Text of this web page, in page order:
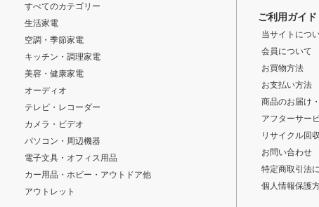
すべてのカテゴリー
生活家電
空調・季節家電
キッチン・調理家電
美容・健康家電
オーディオ
テレビ・レコーダー
カメラ・ビデオ
パソコン・周辺機器
電子文具・オフィス用品
カー用品・ホビー・アウトドア他
アウトレット
ご利用ガイド
当サイトにつ
会員について
お買物方法
お支払い方法
商品のお届け
アフターサー
リサイクル回
お問い合わせ
特定商取引法
個人情報保護